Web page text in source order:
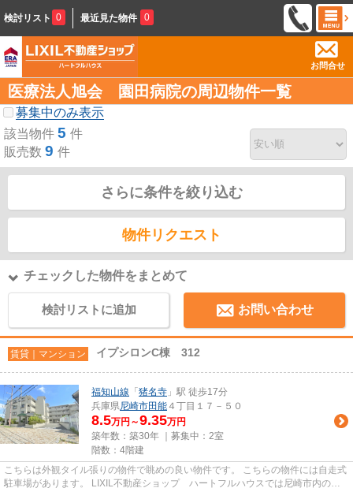
検討リスト 0 最近見た物件 0
お問合せ
医療法人旭会 園田病院の周辺物件一覧
募集中のみ表示
該当物件 5 件
販売数 9 件
さらに条件を絞り込む
物件リクエスト
チェックした物件をまとめて
検討リストに追加 お問い合わせ
賃貸｜マンション イプシロンC棟 312
福知山線 「 猪名寺 」駅 徒歩17分
兵庫県尼崎市田能 ４丁目１７－５０
8.5万円～9.35万円
築年数：築30年 ｜募集中： 2室
階数：4階建
こちらは外観タイル張りの物件で眺めの良い物件です。 こちらの物件には自走式
駐車場があります。 LIXIL不動産ショップ ハートフルハウスでは尼崎市内の賃